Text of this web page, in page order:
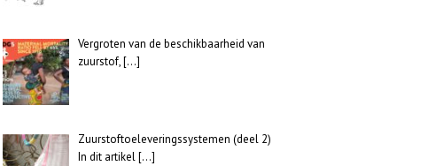
Vergroten van de beschikbaarheid van
zuurstof,[…]
Zuurstoftoeleveringssystemen (deel 2)
In dit artikel[…]